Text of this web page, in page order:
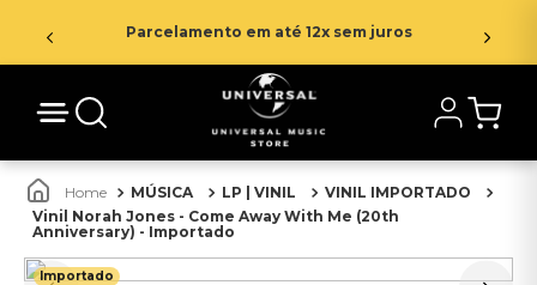
Parcelamento em até 12x sem juros
MÚSICA LP | VINIL
VINIL IMPORTADO
Vinil Norah Jones - Come Away With Me (20th
Anniversary) - Importado
Importado